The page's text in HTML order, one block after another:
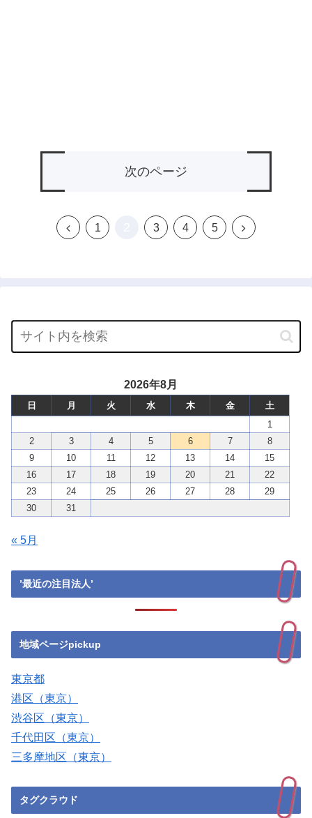
次のページ
前
1 3 4 5
次
2026年8月
日 月 火 水 木 金
土
1
2
3 4 5 6 7
8
9
10 11 12 13 14
15
16
17 18 19 20 21
22
23
24 25 26 27 28
29
30
31
« 5月
’最近の注目法人’
地域ページpickup
東京都
港区（東京）
渋谷区（東京）
千代田区（東京）
三多摩地区（東京）
タグクラウド